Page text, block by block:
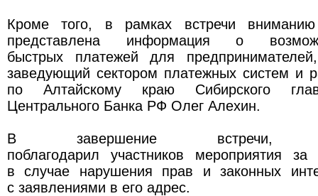
Кроме того, в рамках встречи
представлена информация о
быстрых платежей для
заведующий сектором платежных систем и
по Алтайскому краю Сибирского
Центрального Банка РФ Олег Алехин.
В завершение встречи,
поблагодарил участников мероприятия
в случае нарушения прав и законных
с заявлениями в его адрес.